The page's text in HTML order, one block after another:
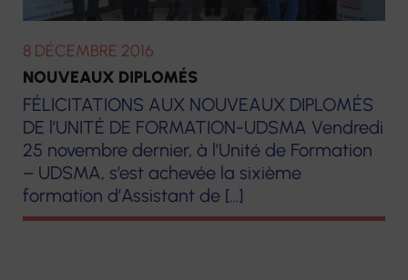
8 DÉCEMBRE 2016
NOUVEAUX DIPLOMÉS
FÉLICITATIONS AUX NOUVEAUX DIPLOMÉS
DE l’UNITÉ DE FORMATION-UDSMA Vendredi
25 novembre dernier, à l’Unité de Formation
– UDSMA, s’est achevée la sixième
formation d’Assistant de […]